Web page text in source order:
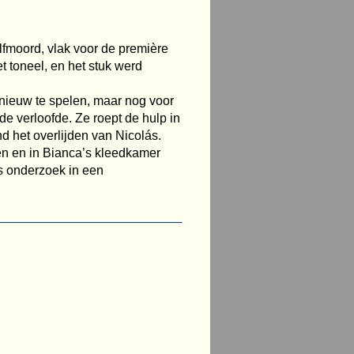
vlak voor de première
toneel, en het stuk werd
te spelen, maar nog voor
verloofde. Ze roept de hulp in
het overlijden van Nicolás.
en in Bianca’s kleedkamer
onderzoek in een